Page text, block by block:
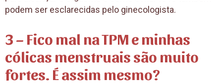
podem ser esclarecidas pelo ginecologista.
3 – Fico mal na TPM e minhas
cólicas menstruais são muito
fortes. É assim mesmo?